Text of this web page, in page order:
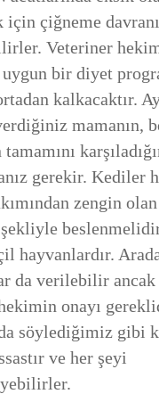
çiğneme
Veteriner
bir diyet
kalkacaktır.
mamanın,
gerekir. Kediler
zengin
hayvanlardır.
da verilebilir ancak
onayı
söylediğimiz gibi
ve her şeyi